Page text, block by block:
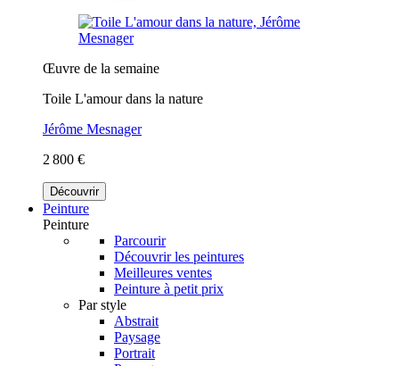
Œuvre de la semaine
Toile L'amour dans la nature
Jérôme Mesnager
2 800 €
Découvrir
Peinture
Peinture
Parcourir
Découvrir les peintures
Meilleures ventes
Peinture à petit prix
Par style
Abstrait
Paysage
Portrait